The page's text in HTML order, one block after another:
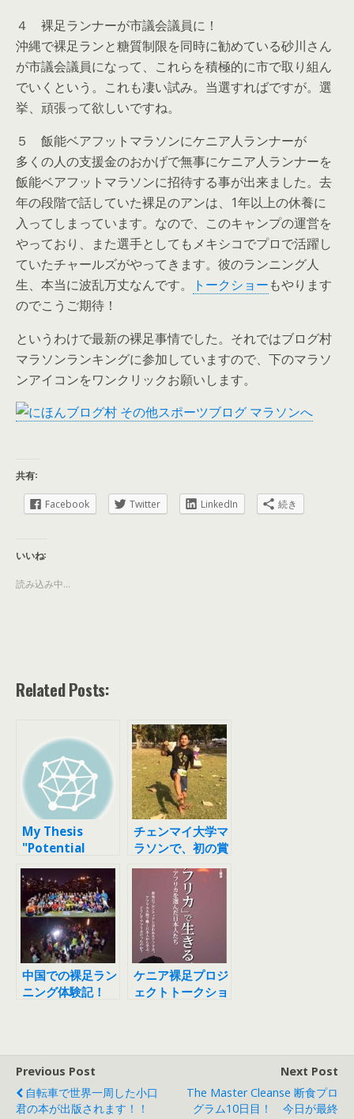
４ 裸足ランナーが市議会議員に！
沖縄で裸足ランと糖質制限を同時に勧めている砂川さん
が市議会議員になって、これらを積極的に市で取り組ん
でいくという。これも凄い試み。当選すればですが。選
挙、頑張って欲しいですね。
５ 飯能ベアフットマラソンにケニア人ランナーが
多くの人の支援金のおかげで無事にケニア人ランナーを
飯能ベアフットマラソンに招待する事が出来ました。去
年の段階で話していた裸足のアンは、1年以上の休養に
入ってしまっています。なので、このキャンプの運営を
やっており、また選手としてもメキシコでプロで活躍し
ていたチャールズがやってきます。彼のランニング人
生、本当に波乱万丈なんです。
トークショーもやります
のでこうご期待！
というわけで最新の裸足事情でした。それではブログ村
マラソンランキングに参加していますので、下のマラソ
ンアイコンをワンクリックお願いします。
共有:
Facebook Twitter LinkedIn 続き
いいね:
読み込み中...
Related Posts:
My Thesis
"Potential
Benefits of
Barefoot
Running"
Completed
チェンマイ大学マ
ラソンで、初の賞
金ゲット！
中国での裸足ラン
ニング体験記！
ケニア裸足プロジ
ェクトトークショ
Previous Post
自転車で世界一周した小口
君の本が出版されます！！
Next Post
The Master Cleanse 断食プロ
グラム10日目！ 今日が最終